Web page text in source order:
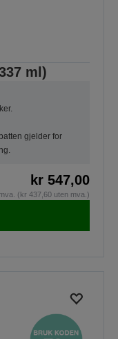
ml)
gjelder for
kr 547,00
(kr 437,60 uten mva.)